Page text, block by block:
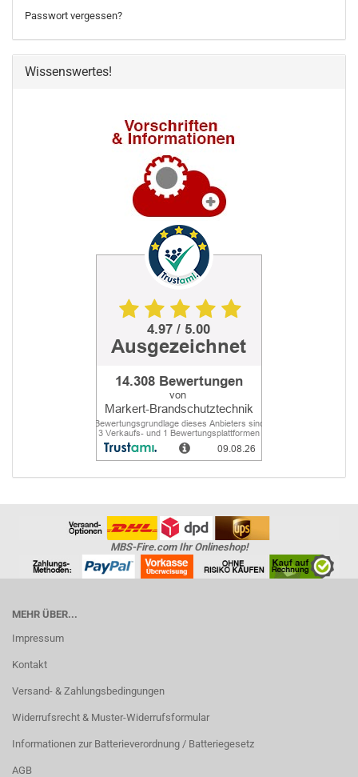
Passwort vergessen?
Wissenswertes!
MBS-Fire.com Ihr Onlineshop!
MEHR ÜBER...
Impressum
Kontakt
Versand- & Zahlungsbedingungen
Widerrufsrecht & Muster-Widerrufsformular
Informationen zur Batterieverordnung / Batteriegesetz
AGB